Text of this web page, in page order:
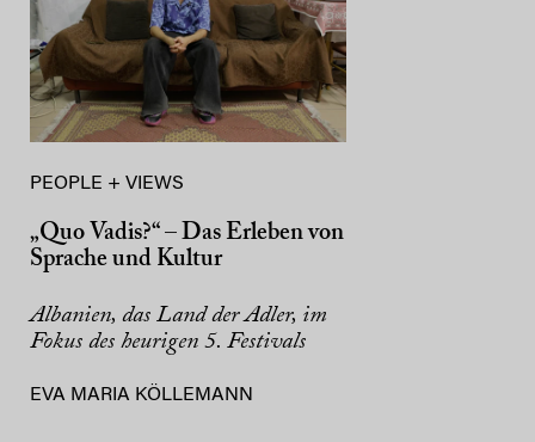
PEOPLE + VIEWS
„Quo Vadis?“ – Das Erleben von
Sprache und Kultur
Albanien, das Land der Adler, im
Fokus des heurigen 5. Festivals
EVA MARIA KÖLLEMANN